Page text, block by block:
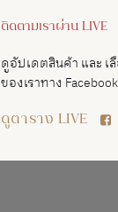
ติดตามเราผ่าน LIVE
ดูอัปเดตสินค้า และ เ
ของเราทาง
ดูตาราง LIVE